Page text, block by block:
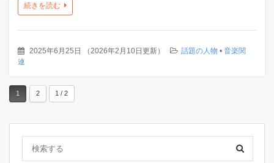
続きを読む
2025年6月25日 （ 2026年2月10日更新） 話題の人物 • 音楽関
連
1 2 1 / 2